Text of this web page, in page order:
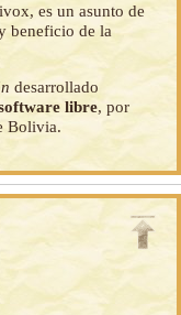
es un asunto de
beneficio de la
desarrollado
libre, por
Bolivia.